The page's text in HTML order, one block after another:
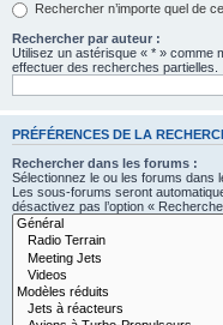
Rechercher n’importe quel de
Rechercher par auteur :
Utilisez un astérisque « * » comme
effectuer des recherches partielles.
PRÉFÉRENCES DE LA
Rechercher dans les forums :
Sélectionnez le ou les forums dans
Les sous-forums seront
désactivez pas l’option «